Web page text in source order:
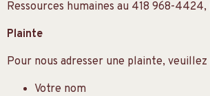
Ressources humaines au 418 968-
Plainte
Pour nous adresser une plainte, veuillez
Votre nom